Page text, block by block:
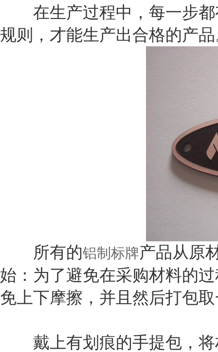
在生产过程中，每一步都
规则，才能生产出合格的产
所有的铝制标牌产品从原
始：为了避免在采购材料的
免上下摩擦，并且然后打包
戴上有划痕的手提包，将